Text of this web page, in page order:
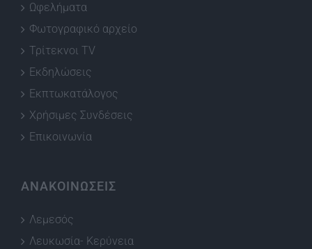
Ωφελήματα
Φωτογραφικό αρχείο
Τρίτεκνοι TV
Εκδηλώσεις
Εκπτωκατάλογος
Χρήσιμες Συνδέσεις
Επικοινωνία
ΑΝΑΚΟΙΝΩΣΕΙΣ
Λεμεσός
Λευκωσία- Κερύνεια